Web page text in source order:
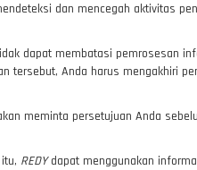
dan mencegah aktivitas
dapat membatasi pemrosesan
tersebut, Anda harus mengakhiri
meminta persetujuan Anda
REDYdapat menggunakan